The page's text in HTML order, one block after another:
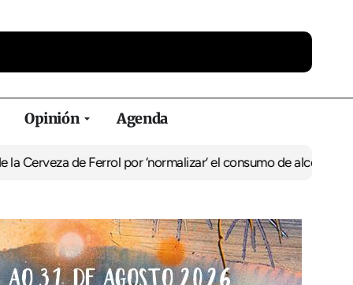
Opinión Agenda
Ferrol por ‘normalizar’ el consumo de alcoholDe Perlío a